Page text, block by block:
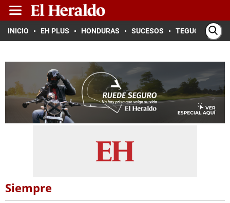
INICIO EH PLUS HONDURAS SUCESOS TEGUCIGALPA
Siempre